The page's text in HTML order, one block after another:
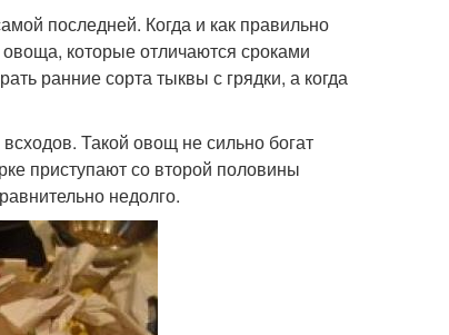
последней. Когда и как правильно
которые отличаются сроками
ранние сорта тыквы с грядки, а когда
Такой овощ не сильно богат
приступают со второй половины
недолго.